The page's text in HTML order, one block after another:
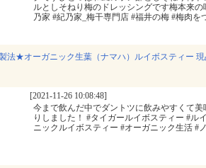
ルとしそねり梅のドレッシングです梅本来
乃家 #紀乃家_梅干専門店 #福井の梅 #梅肉を
法★オーガニック生葉（ナマハ）ルイボスティー 現
[2021-11-26 10:08:48]
今まで飲んだ中でダントツに飲みやすくて
りしました！ #タイガールイボスティー #ル
ニックルイボスティー #オーガニック生活 #